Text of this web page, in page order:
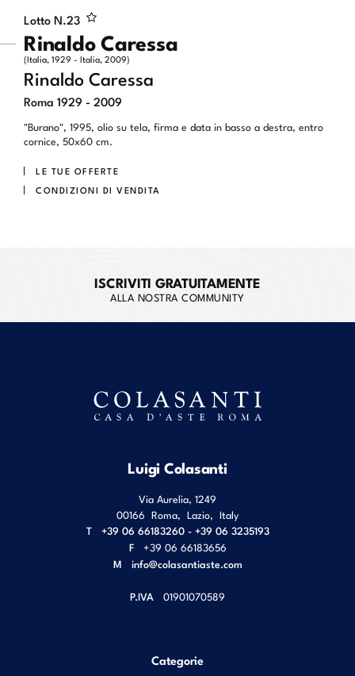
Lotto N.23
Rinaldo Caressa
(Italia, 1929 - Italia, 2009)
Rinaldo Caressa
Roma 1929 - 2009
"Burano", 1995, olio su tela, firma e data in basso a destra, entro
cornice, 50x60 cm.
LE TUE OFFERTE
CONDIZIONI DI VENDITA
ISCRIVITI GRATUITAMENTE
ALLA NOSTRA COMMUNITY
Luigi Colasanti
Via Aurelia, 1249
00166 Roma Lazio Italy
T
+39 06 66183260 - +39 06 3235193
F
+39 06 66183656
M info@colasantiaste.com
P.IVA 01901070589
Categorie